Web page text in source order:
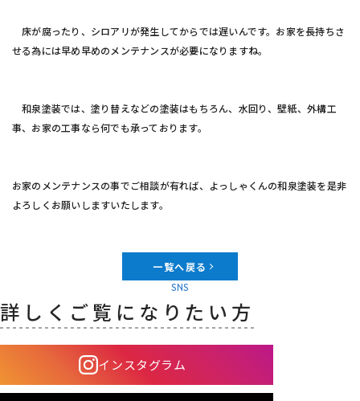
床が腐ったり、シロアリが発生してからでは遅いんです。お家を長持ちさ
せる為には早め早めのメンテナンスが必要になりますね。
和泉塗装では、塗り替えなどの塗装はもちろん、水回り、壁紙、外構工
事、お家の工事なら何でも承っております。
お家のメンテナンスの事でご相談が有れば、よっしゃくんの和泉塗装を是非
よろしくお願いしますいたします。
一覧へ戻る
SNS
詳しくご覧になりたい方
インスタグラム